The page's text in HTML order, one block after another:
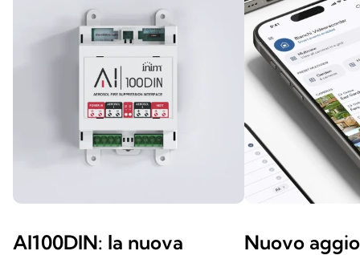
AI100DIN: la nuova
Nuovo